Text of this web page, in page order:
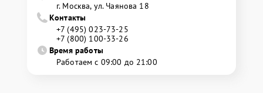
г. Москва, ул. Чаянова 18
Контакты
+7 (495) 023-73-25
+7 (800) 100-33-26
Время работы
Работаем с 09:00 до 21:00